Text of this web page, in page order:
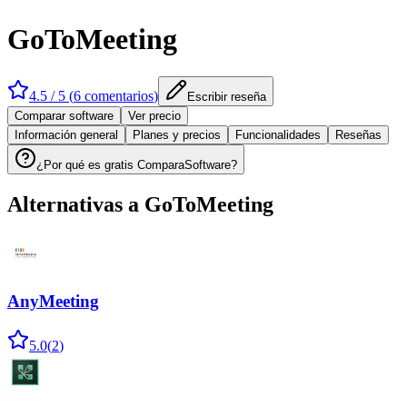
GoToMeeting
4.5 / 5 (6 comentarios)
Escribir reseña
Comparar software
Ver precio
Información general
Planes y precios Funcionalidades Reseñas
¿Por qué es gratis ComparaSoftware?
Alternativas a GoToMeeting
AnyMeeting
5.0(2)